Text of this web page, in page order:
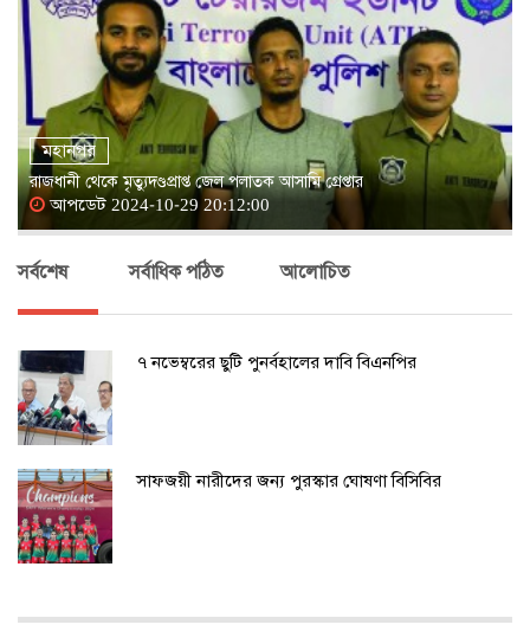
মহানগর
রাজধানী থেকে মৃত্যুদণ্ডপ্রাপ্ত জেল পলাতক আসামি গ্রেপ্তার
আপডেট 2024-10-29 20:12:00
সর্বশেষ সর্বাধিক পঠিত আলোচিত
৭ নভেম্বরের ছুটি পুনর্বহালের দাবি বিএনপির
সাফজয়ী নারীদের জন্য পুরস্কার ঘোষণা বিসিবির